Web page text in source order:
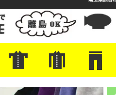
ーツ
地
ンガー
・ポロシャツ
・半袖シャツ
・アロハ/サーフ/ボーリング
・ラルフ/ブランド
・無地/チェック/ストライプ
・ワーク/ミリタリー/ウエスタ
・ネル/ウール ・ショートパン
・アウトドア/グ
・ジーンズ/ペイ
・Levi's RED
・ミリタリー/ワ
・コーデュロイ/
・コットン/スラ
・オーバーオー
・ジャージ/スウ
ン